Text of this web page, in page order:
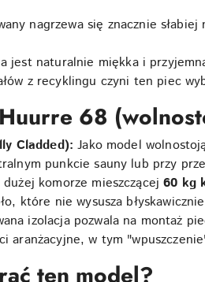
nagrzewa się znacznie
jest naturalnie miękka i
z recyklingu czyni ten piec
68
Cladded): Jako model
punkcie sauny lub przy
dużej komorze mieszczącej 60 kg
które nie wysusza
izolacja pozwala na montaż
aranżacyjne, w tym
ten model?